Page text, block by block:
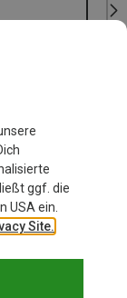
ggf. die
USA ein.
Site.